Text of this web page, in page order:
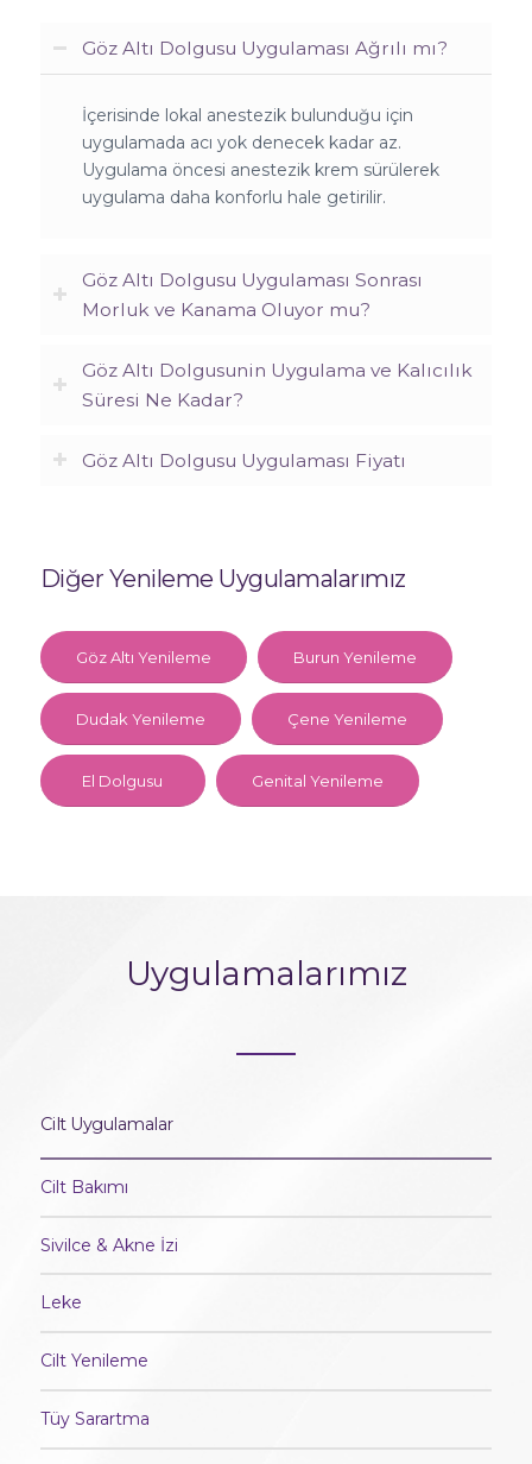
Göz Altı Dolgusu Uygulaması Ağrılı mı?
İçerisinde lokal anestezik bulunduğu için
uygulamada acı yok denecek kadar az.
Uygulama öncesi anestezik krem sürülerek
uygulama daha konforlu hale getirilir.
Göz Altı Dolgusu Uygulaması Sonrası
Morluk ve Kanama Oluyor mu?
Göz Altı Dolgusunin Uygulama ve Kalıcılık
Süresi Ne Kadar?
Göz Altı Dolgusu Uygulaması Fiyatı
Diğer Yenileme Uygulamalarımız
Göz Altı Yenileme Burun Yenileme
Dudak Yenileme Çene Yenileme
El Dolgusu Genital Yenileme
Uygulamalarımız
Cilt Uygulamalar
Cilt Bakımı
Sivilce & Akne İzi
Leke
Cilt Yenileme
Tüy Sarartma